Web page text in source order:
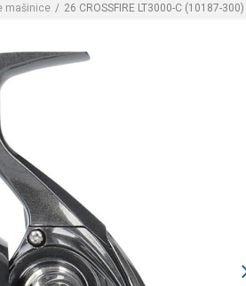
mašinice 26 CROSSFIRE LT3000-C (10187-300)